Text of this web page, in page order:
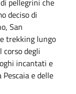
deciso di
San
trekking lungo
degli
incantati e
e delle